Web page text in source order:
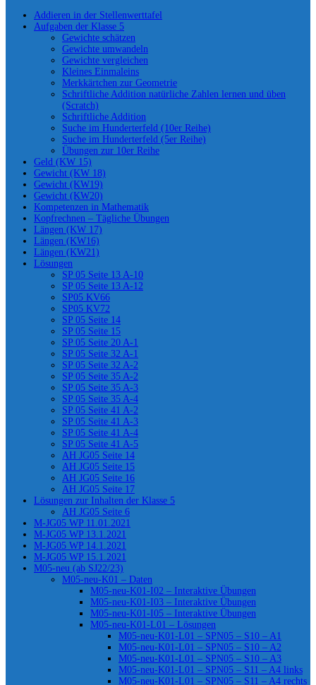
Addieren in der Stellenwerttafel
Aufgaben der Klasse 5
Gewichte schätzen
Gewichte umwandeln
Gewichte vergleichen
Kleines Einmaleins
Merkkärtchen zur Geometrie
Schriftliche Addition natürliche Zahlen lernen und üben
(Scratch)
Schriftliche Addition
Suche im Hunderterfeld (10er Reihe)
Suche im Hunderterfeld (5er Reihe)
Übungen zur 10er Reihe
Geld (KW 15)
Gewicht (KW 18)
Gewicht (KW19)
Gewicht (KW20)
Kompetenzen in Mathematik
Kopfrechnen – Tägliche Übungen
Längen (KW 17)
Längen (KW16)
Längen (KW21)
Lösungen
SP 05 Seite 13 A-10
SP 05 Seite 13 A-12
SP05 KV66
SP05 KV72
SP 05 Seite 14
SP 05 Seite 15
SP 05 Seite 20 A-1
SP 05 Seite 32 A-1
SP 05 Seite 32 A-2
SP 05 Seite 35 A-2
SP 05 Seite 35 A-3
SP 05 Seite 35 A-4
SP 05 Seite 41 A-2
SP 05 Seite 41 A-3
SP 05 Seite 41 A-4
SP 05 Seite 41 A-5
AH JG05 Seite 14
AH JG05 Seite 15
AH JG05 Seite 16
AH JG05 Seite 17
Lösungen zur Inhalten der Klasse 5
AH JG05 Seite 6
M-JG05 WP 11.01.2021
M-JG05 WP 13.1.2021
M-JG05 WP 14.1.2021
M-JG05 WP 15.1.2021
M05-neu (ab SJ22/23)
M05-neu-K01 – Daten
M05-neu-K01-I02 – Interaktive Übungen
M05-neu-K01-I03 – Interaktive Übungen
M05-neu-K01-I05 – Interaktive Übungen
M05-neu-K01-L01 – Lösungen
M05-neu-K01-L01 – SPN05 – S10 – A1
M05-neu-K01-L01 – SPN05 – S10 – A2
M05-neu-K01-L01 – SPN05 – S10 – A3
M05-neu-K01-L01 – SPN05 – S11 – A4 links
M05-neu-K01-L01 – SPN05 – S11 – A4 rechts